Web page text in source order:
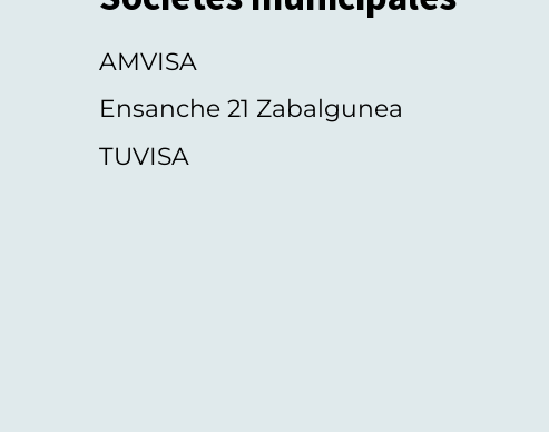
AMVISA
Ensanche 21 Zabalgunea
TUVISA